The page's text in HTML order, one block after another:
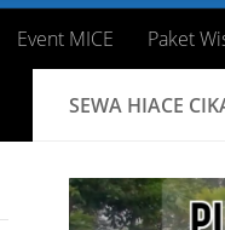
Event MICE Paket
SEWA HIACE